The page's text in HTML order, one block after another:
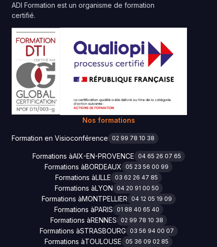
ADI Formation est un organisme de formation
certifié.
Nos formations
Formation en Visioconférence 02 99 78 10 38
Formations àAIX-EN-PROVENCE 04 65 26 07 65
Formations àBORDEAUX 05 23 56 00 99
Formations àLILLE 03 62 26 47 85
Formations àLYON 04 20 91 00 50
Formations àMONTPELLIER 04 12 05 19 09
Formations àPARIS 01 88 40 65 40
Formations àRENNES 02 99 78 10 38
Formations àSTRASBOURG 03 56 94 00 07
Formations àTOULOUSE 05 36 09 02 85